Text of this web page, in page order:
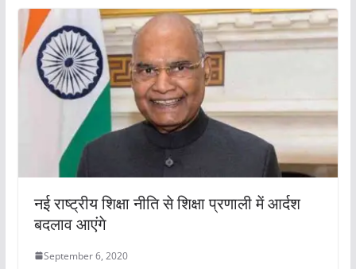
नई राष्ट्रीय शिक्षा नीति से शिक्षा प्रणाली में आर्दश
बदलाव आएंगे
September 6, 2020